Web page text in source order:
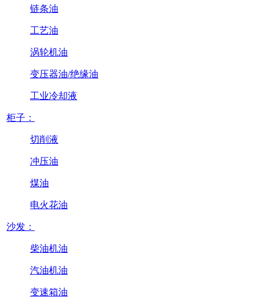
链条油
工艺油
涡轮机油
变压器油/绝缘油
工业冷却液
柜子：
切削液
冲压油
煤油
电火花油
沙发：
柴油机油
汽油机油
变速箱油